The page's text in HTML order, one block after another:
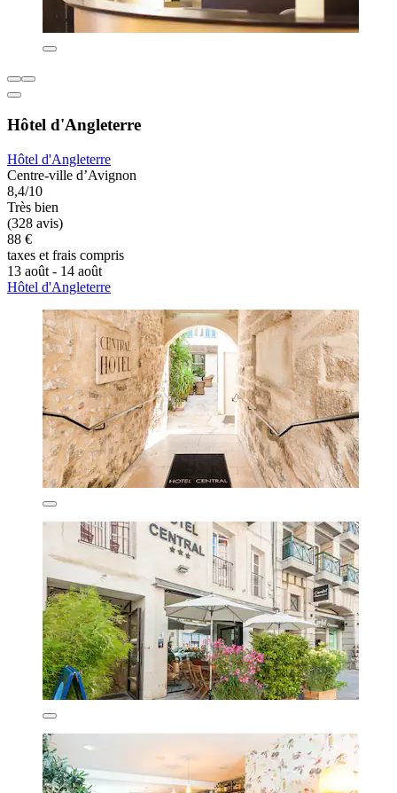
Hôtel d'Angleterre
Hôtel d'Angleterre
Centre-ville d’Avignon
8,4/10
Très bien
(328 avis)
88 €
taxes et frais compris
13 août - 14 août
Hôtel d'Angleterre